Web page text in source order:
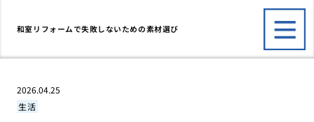
和室リフォームで失敗しないための素材選び
2026.04.25
生活